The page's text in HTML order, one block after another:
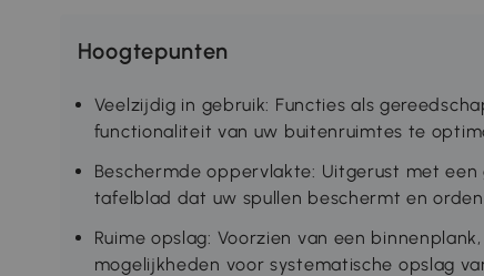
Hoogtepunten
Veelzijdig in gebruik: Functies als
functionaliteit van uw buitenruimtes te
Beschermde oppervlakte: Uitgerust met
tafelblad dat uw spullen beschermt en
Ruime opslag: Voorzien van een
mogelijkheden voor systematische opslag